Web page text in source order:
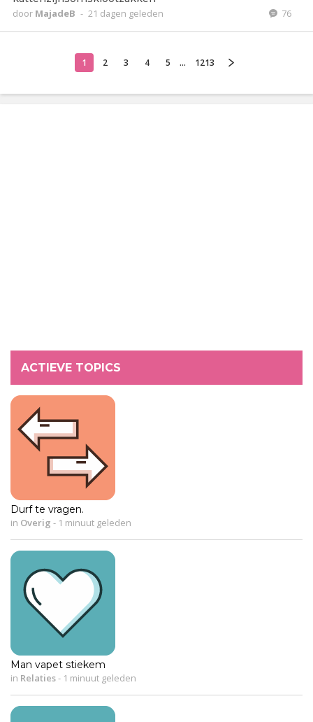
door MajadeB - 21 dagen geleden 76
1 2 3 4 5 ... 1213
ACTIEVE TOPICS
Durf te vragen.
in Overig - 1 minuut geleden
Man vapet stiekem
in Relaties- 1 minuut geleden